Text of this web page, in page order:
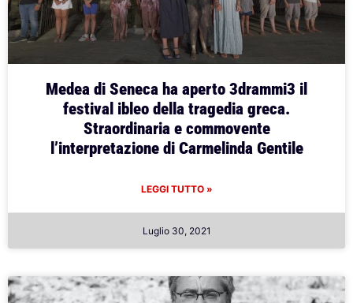
Medea di Seneca ha aperto 3drammi3 il
festival ibleo della tragedia greca.
Straordinaria e commovente
l’interpretazione di Carmelinda Gentile
LEGGI TUTTO »
Luglio 30, 2021